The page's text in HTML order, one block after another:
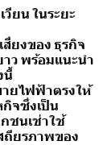
ยน ในระยะ
ยงของ ธุรกิจ
ว พร้อมแนะนำ
นี้
ยไฟฟ้าตรงให้
จซึ่งเป็น
ชนเช่าใช้
ถียรภาพของ